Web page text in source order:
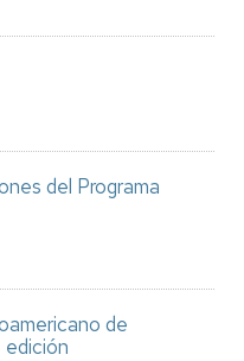
del Programa
de
edición